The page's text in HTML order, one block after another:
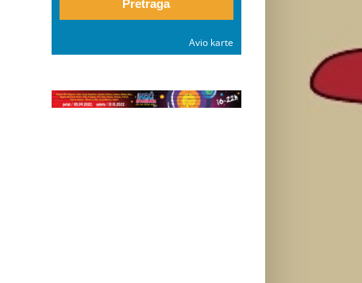
Pretraga
Avio karte